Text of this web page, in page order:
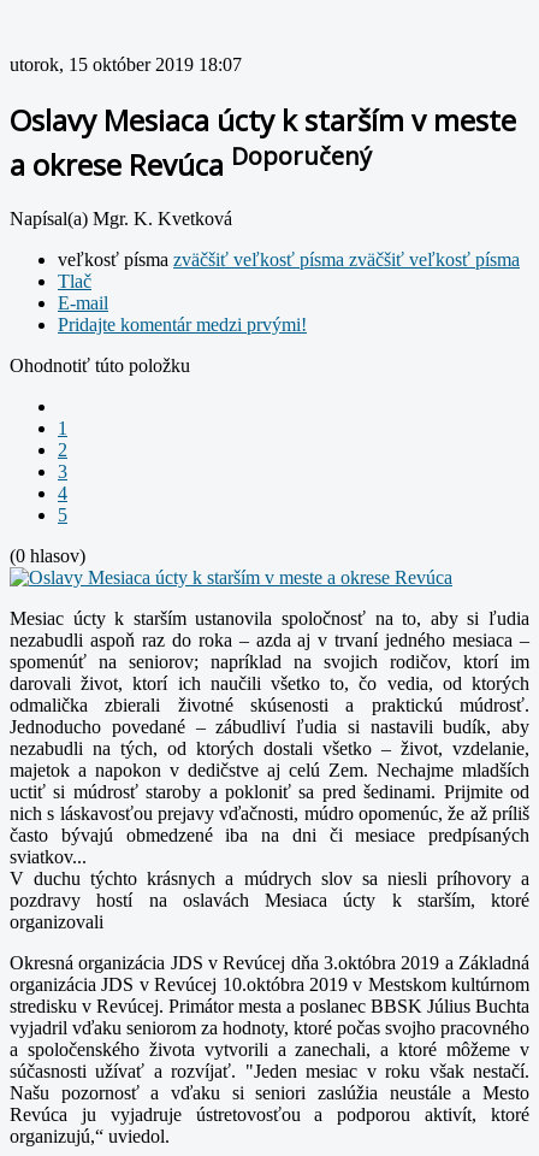
utorok, 15 október 2019 18:07
Oslavy Mesiaca úcty k starším v meste
a okrese Revúca Doporučený
Napísal(a) Mgr. K. Kvetková
veľkosť písma zväčšiť veľkosť písma zväčšiť veľkosť písma
Tlač
E-mail
Pridajte komentár medzi prvými!
Ohodnotiť túto položku
1
2
3
4
5
(0 hlasov)
Mesiac úcty k starším ustanovila spoločnosť na to, aby si ľudia
nezabudli aspoň raz do roka – azda aj v trvaní jedného mesiaca –
spomenúť na seniorov; napríklad na svojich rodičov, ktorí im
darovali život, ktorí ich naučili všetko to, čo vedia, od ktorých
odmalička zbierali životné skúsenosti a praktickú múdrosť.
Jednoducho povedané – zábudliví ľudia si nastavili budík, aby
nezabudli na tých, od ktorých dostali všetko – život, vzdelanie,
majetok a napokon v dedičstve aj celú Zem. Nechajme mladších
uctiť si múdrosť staroby a pokloniť sa pred šedinami. Prijmite od
nich s láskavosťou prejavy vďačnosti, múdro opomenúc, že až príliš
často bývajú obmedzené iba na dni či mesiace predpísaných
sviatkov...
V duchu týchto krásnych a múdrych slov sa niesli príhovory a
pozdravy hostí na oslavách Mesiaca úcty k starším, ktoré
organizovali
Okresná organizácia JDS v Revúcej dňa 3.októbra 2019 a Základná
organizácia JDS v Revúcej 10.októbra 2019 v Mestskom kultúrnom
stredisku v Revúcej. Primátor mesta a poslanec BBSK Július Buchta
vyjadril vďaku seniorom za hodnoty, ktoré počas svojho pracovného
a spoločenského života vytvorili a zanechali, a ktoré môžeme v
súčasnosti užívať a rozvíjať. "Jeden mesiac v roku však nestačí.
Našu pozornosť a vďaku si seniori zaslúžia neustále a Mesto
Revúca ju vyjadruje ústretovosťou a podporou aktivít, ktoré
organizujú,“ uviedol.